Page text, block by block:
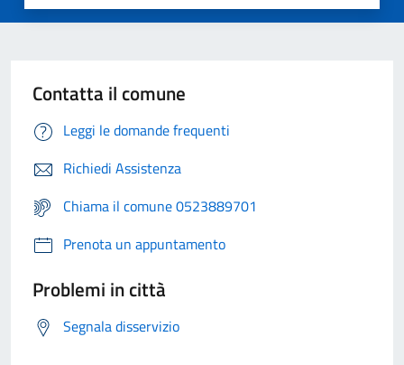
Contatta il comune
Leggi le domande frequenti
Richiedi Assistenza
Chiama il comune 0523889701
Prenota un appuntamento
Problemi in città
Segnala disservizio